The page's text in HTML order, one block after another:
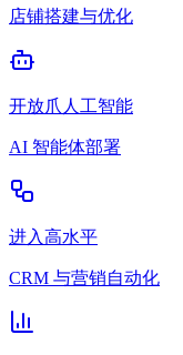
店铺搭建与优化
开放爪人工智能
AI 智能体部署
进入高水平
CRM 与营销自动化